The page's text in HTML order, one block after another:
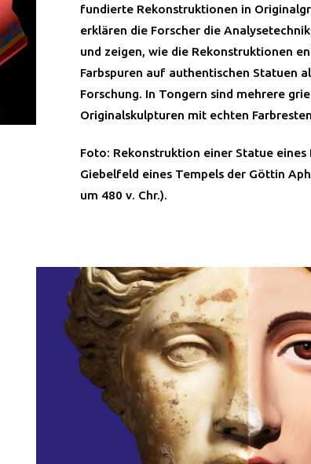
fundierte Rekonstruktionen in
erklären die Forscher die
und zeigen, wie die Rekonstruktionen
Farbspuren auf authentischen Statuen
Forschung. In Tongern sind mehrere
Originalskulpturen mit echten
Foto: Rekonstruktion einer Statue eines
Giebelfeld eines Tempels der Göttin
um 480 v. Chr.).